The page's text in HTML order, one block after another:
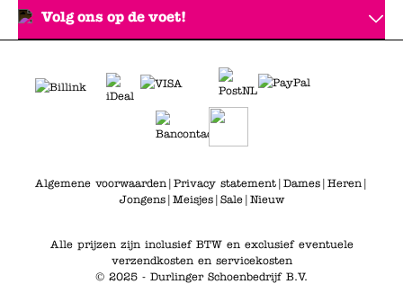
Volg ons op de voet!
Algemene voorwaarden| Privacy statement| Dames| Heren|
Jongens| Meisjes| Sale| Nieuw
Alle prijzen zijn inclusief BTW en exclusief eventuele
verzendkosten en servicekosten
© 2025 - Durlinger Schoenbedrijf B.V.